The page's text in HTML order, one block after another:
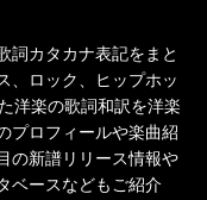
詞カタカナ表記をまと
、ロック、ヒップホッ
洋楽の歌詞和訳を洋楽
プロフィールや楽曲紹
の新譜リリース情報や
ベースなどもご紹介